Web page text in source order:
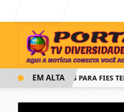
INSCRIÇÕES PARA FIES
EM ALTA